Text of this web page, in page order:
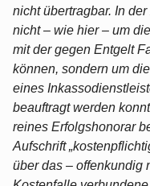
nicht übertragbar. In
nicht – wie hier – um
mit der gegen Entgelt
können, sondern um
eines
beauftragt werden
reines Erfolgshonorar
Aufschrift
über das – offenkundig